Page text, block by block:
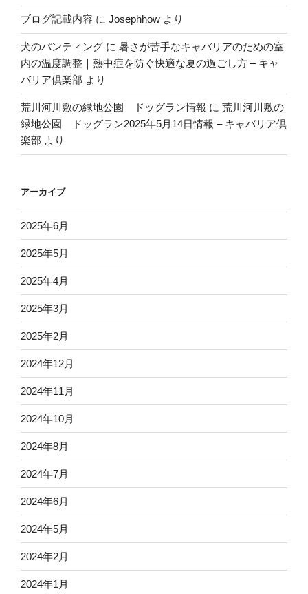
ブログ記載内容 に Josephhow より
犬のパンティング に 暑さが苦手なキャバリアのための室
内の温度調整｜熱中症を防ぐ快適な夏の過ごし方 – キャ
バリア倶楽部 より
荒川河川敷の緑地公園 ドッグラン情報 に 荒川河川敷の
緑地公園 ドッグラン2025年5月14日情報 – キャバリア倶
楽部 より
アーカイブ
2025年6月
2025年5月
2025年4月
2025年3月
2025年2月
2024年12月
2024年11月
2024年10月
2024年8月
2024年7月
2024年6月
2024年5月
2024年2月
2024年1月